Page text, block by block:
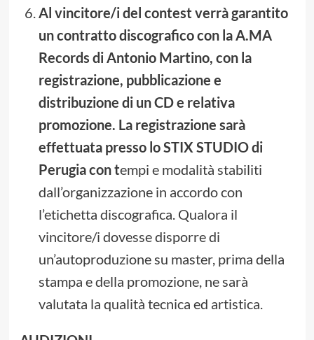
Al vincitore/i del contest verrà garantito
un contratto discografico con la A.MA
Records di Antonio Martino, con la
registrazione, pubblicazione e
distribuzione di un CD e relativa
promozione. La registrazione sarà
effettuata presso lo STIX STUDIO di
Perugia con tempi e modalità stabiliti
dall’organizzazione in accordo con
l’etichetta discografica. Qualora il
vincitore/i dovesse disporre di
un’autoproduzione su master, prima della
stampa e della promozione, ne sarà
valutata la qualità tecnica ed artistica.